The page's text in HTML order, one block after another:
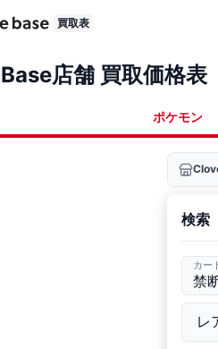
買取表
店舗 買取価格表
ポケモン
検索
カー